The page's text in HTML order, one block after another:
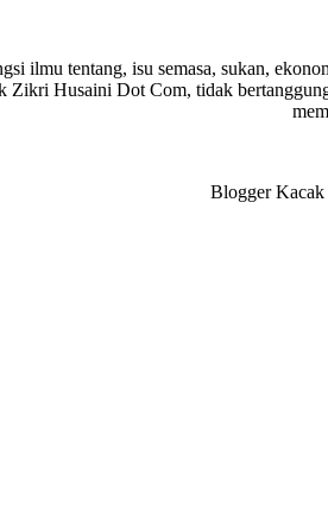
ilmu tentang, isu semasa, sukan,
Husaini Dot Com, tidak
Blogger Kacak